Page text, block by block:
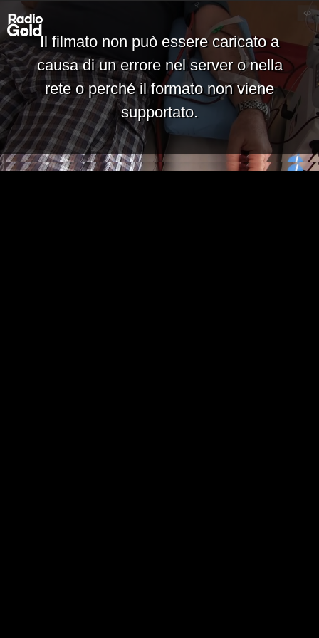
Il filmato non può essere caricato a
causa di un errore nel server o nella
rete o perché il formato non viene
supportato.